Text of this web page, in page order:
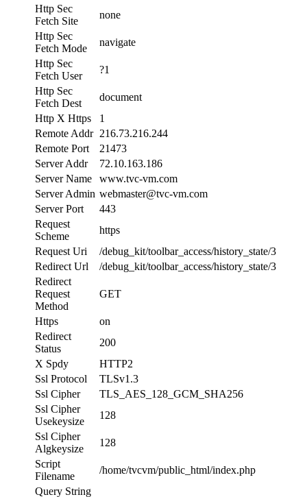
Http Sec
Fetch Site
none
Http Sec
Fetch Mode
navigate
Http Sec
Fetch User
?1
Http Sec
Fetch Dest
document
Http X Https
1
Remote Addr 216.73.216.244
Remote Port
21473
Server Addr
72.10.163.186
Server Name
www.tvc-vm.com
Server Admin webmaster@tvc-vm.com
Server Port
443
Request
Scheme
https
Request Uri
/debug_kit/toolbar_access/history_state/3
Redirect Url
/debug_kit/toolbar_access/history_state/3
Redirect
Request
Method
GET
Https
on
Redirect
Status
200
X Spdy
HTTP2
Ssl Protocol
TLSv1.3
Ssl Cipher
TLS_AES_128_GCM_SHA256
Ssl Cipher
Usekeysize
128
Ssl Cipher
Algkeysize
128
Script
Filename
/home/tvcvm/public_html/index.php
Query String